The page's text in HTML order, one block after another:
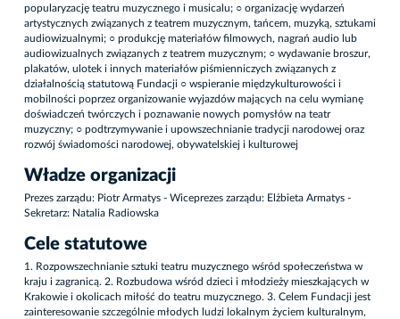
popularyzację teatru muzycznego i musicalu; ○ organizację wydarzeń
artystycznych związanych z teatrem muzycznym, tańcem, muzyką, sztukami
audiowizualnymi; ○ produkcję materiałów filmowych, nagrań audio lub
audiowizualnych związanych z teatrem muzycznym; ○ wydawanie broszur,
plakatów, ulotek i innych materiałów piśmienniczych związanych z
działalnością statutową Fundacji ○ wspieranie międzykulturowości i
mobilności poprzez organizowanie wyjazdów mających na celu wymianę
doświadczeń twórczych i poznawanie nowych pomysłów na teatr
muzyczny; ○ podtrzymywanie i upowszechnianie tradycji narodowej oraz
rozwój świadomości narodowej, obywatelskiej i kulturowej
Władze organizacji
Prezes zarządu: Piotr Armatys - Wiceprezes zarządu: Elżbieta Armatys -
Sekretarz: Natalia Radiowska
Cele statutowe
1. Rozpowszechnianie sztuki teatru muzycznego wśród społeczeństwa w
kraju i zagranicą. 2. Rozbudowa wśród dzieci i młodzieży mieszkających w
Krakowie i okolicach miłość do teatru muzycznego. 3. Celem Fundacji jest
zainteresowanie szczególnie młodych ludzi lokalnym życiem kulturalnym,